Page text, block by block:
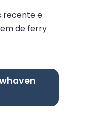
recente e
de ferry